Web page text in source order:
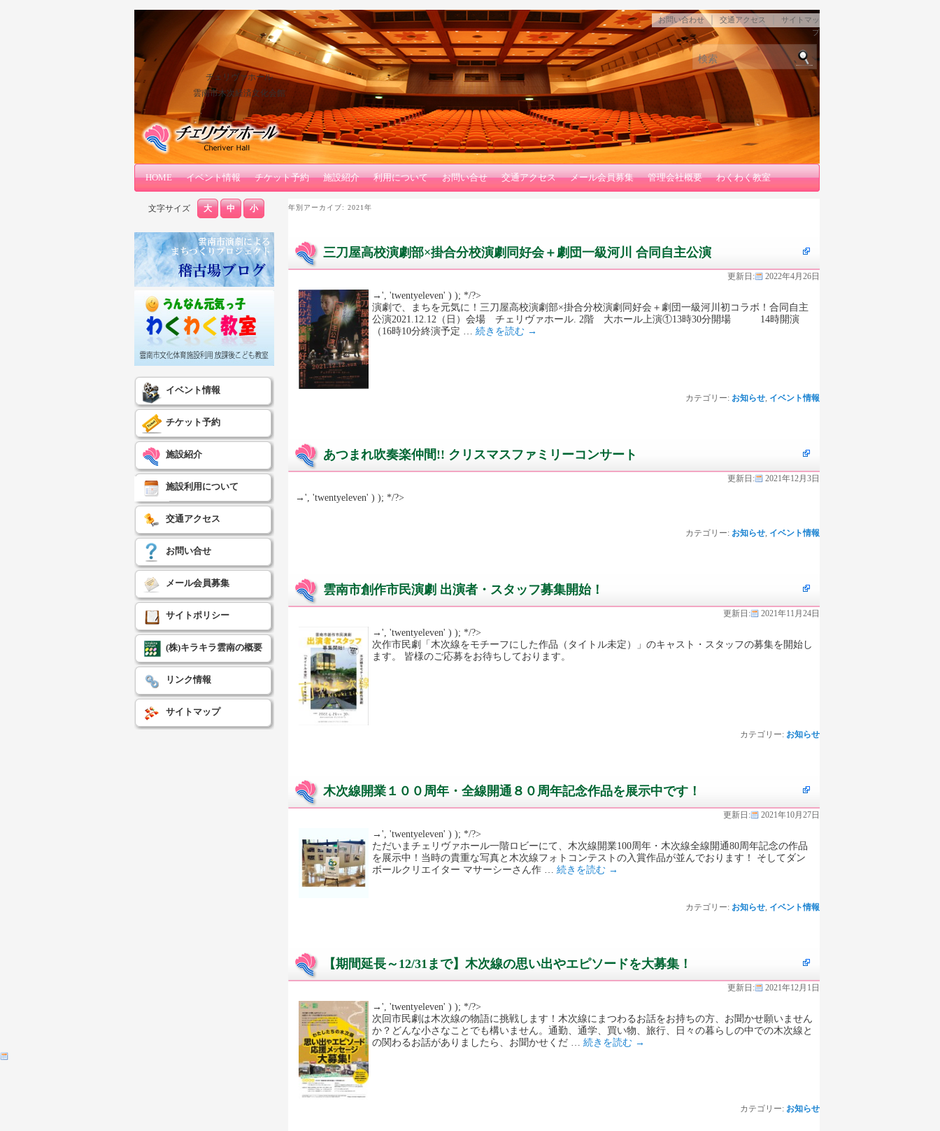
チェリヴァホール
雲南市木次経済文化会館
お問い合わせ｜ 交通アクセス
サイトマッ
プ
検索
メインメニュー
メインコンテンツへ移動
サブコンテンツへ移動
HOME イベント情報 チケット予約 施設紹介 利用について お問い合せ 交通アクセス メール会員募集 管理会社概要 わくわく教室
年別アーカイブ: 2021年
三刀屋高校演劇部×掛合分校演劇同好会＋劇団一級河川 合同自主公演
更新日: 2022年4月26日
→', 'twentyeleven' ) ); */?>
演劇で、まちを元気に！三刀屋高校演劇部×掛合分校演劇同好会＋劇団一級河川初コラボ！合同自主
公演2021.12.12（日）会場 チェリヴァホール. 2階 大ホール上演①13時30分開場 14時開演
（16時10分終演予定 … 続きを読む →
カテゴリー: お知らせ, イベント情報
あつまれ吹奏楽仲間!! クリスマスファミリーコンサート
更新日: 2021年12月3日
→', 'twentyeleven' ) ); */?>
カテゴリー: お知らせ, イベント情報
雲南市創作市民演劇 出演者・スタッフ募集開始！
更新日: 2021年11月24日
→', 'twentyeleven' ) ); */?>
次作市民劇「木次線をモチーフにした作品（タイトル未定）」のキャスト・スタッフの募集を開始し
ます。 皆様のご応募をお待ちしております。
カテゴリー: お知らせ
木次線開業１００周年・全線開通８０周年記念作品を展示中です！
更新日: 2021年10月27日
→', 'twentyeleven' ) ); */?>
ただいまチェリヴァホール一階ロビーにて、木次線開業100周年・木次線全線開通80周年記念の作品
を展示中！当時の貴重な写真と木次線フォトコンテストの入賞作品が並んでおります！ そしてダン
ボールクリエイター マサーシーさん作 … 続きを読む →
カテゴリー: お知らせ, イベント情報
【期間延長～12/31まで】木次線の思い出やエピソードを大募集！
更新日: 2021年12月1日
→', 'twentyeleven' ) ); */?>
次回市民劇は木次線の物語に挑戦します！木次線にまつわるお話をお持ちの方、お聞かせ願いません
か？どんな小さなことでも構いません。通勤、通学、買い物、旅行、日々の暮らしの中での木次線と
の関わるお話がありましたら、お聞かせくだ … 続きを読む →
カテゴリー: お知らせ
文字サイズ 大 中 小
イベント情報
チケット予約
施設紹介
施設利用について
交通アクセス
お問い合せ
メール会員募集
サイトポリシー
(株)キラキラ雲南の概要
リンク情報
サイトマップ